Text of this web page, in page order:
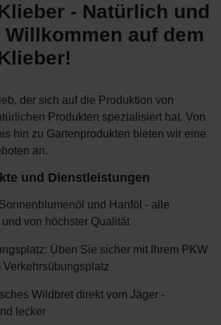
- Natürlich und
Willkommen auf dem
der sich auf die Produktion von
Produkten spezialisiert hat. Von
hin zu Gartenprodukten bieten wir eine
an.
und Dienstleistungen
und Hanföl - alle
von höchster Qualität
Üben Sie sicher mit Ihrem PKW
Verkehrsübungsplatz
Wildbret direkt vom Jäger -
lecker